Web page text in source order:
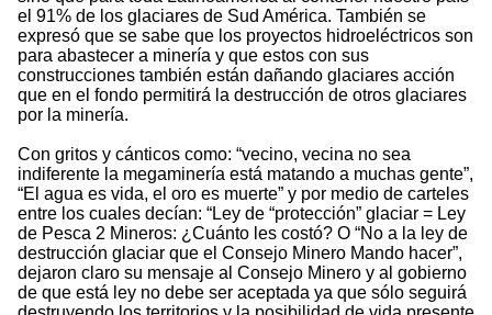
el 91% de los glaciares de Sud América. También se
expresó que se sabe que los proyectos hidroeléctricos son
para abastecer a minería y que estos con sus
construcciones también están dañando glaciares acción
que en el fondo permitirá la destrucción de otros glaciares
por la minería.
Con gritos y cánticos como: “vecino, vecina no sea
indiferente la megaminería está matando a muchas gente”,
“El agua es vida, el oro es muerte” y por medio de carteles
entre los cuales decían: “Ley de “protección” glaciar = Ley
de Pesca 2 Mineros: ¿Cuánto les costó? O “No a la ley de
destrucción glaciar que el Consejo Minero Mando hacer”,
dejaron claro su mensaje al Consejo Minero y al gobierno
de que está ley no debe ser aceptada ya que sólo seguirá